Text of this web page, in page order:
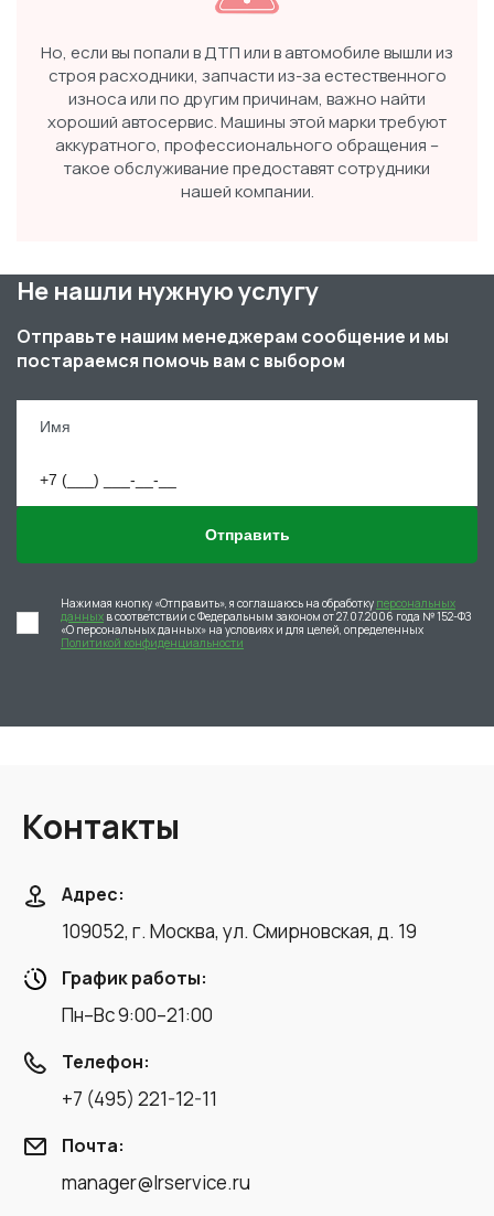
Но, если вы попали в ДТП или в автомобиле вышли из
строя расходники, запчасти из-за естественного
износа или по другим причинам, важно найти
хороший автосервис. Машины этой марки требуют
аккуратного, профессионального обращения –
такое обслуживание предоставят сотрудники
нашей компании.
Не нашли нужную услугу
Отправьте нашим менеджерам сообщение и мы
постараемся помочь вам с выбором
Отправить
Нажимая кнопку «Отправить», я соглашаюсь на обработку персональных
данных в соответствии с Федеральным законом от 27.07.2006 года № 152-ФЗ
«О персональных данных» на условиях и для целей, определенных
Политикой конфиденциальности
Контакты
Адрес:
109052, г. Москва, ул. Смирновская, д. 19
График работы:
Пн–Вс 9:00–21:00
Телефон:
+7 (495) 221-12-11
Почта:
manager@lrservice.ru